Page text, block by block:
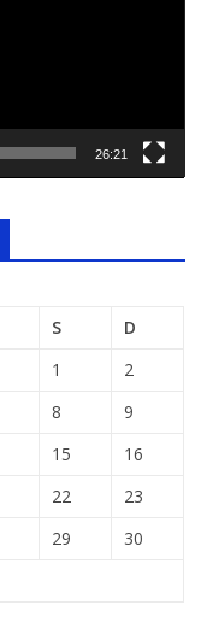
26:21
S
D
1
2
8
9
15
16
22
23
29
30